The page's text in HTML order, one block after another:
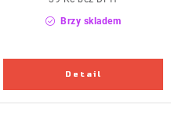
Brzy skladem